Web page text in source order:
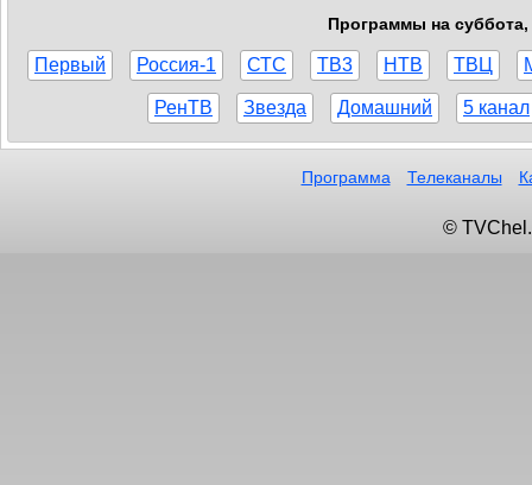
Программы на суббота,
Первый Россия-1 СТС ТВ3 НТВ ТВЦ
РенТВ Звезда Домашний 5 канал
Программа Телеканалы
©